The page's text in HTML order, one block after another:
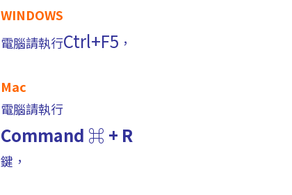
WINDOWS
電腦請執行Ctrl+F5 ，
Mac
電腦請執行
Command ⌘ + R
鍵，